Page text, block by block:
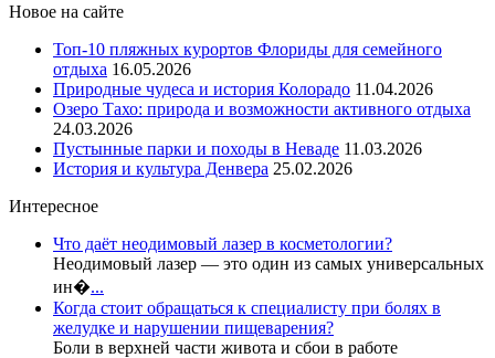
Новое на сайте
Топ-10 пляжных курортов Флориды для семейного
отдыха 16.05.2026
Природные чудеса и история Колорадо 11.04.2026
Озеро Тахо: природа и возможности активного отдыха
24.03.2026
Пустынные парки и походы в Неваде 11.03.2026
История и культура Денвера 25.02.2026
Интересное
Что даёт неодимовый лазер в косметологии?
Неодимовый лазер — это один из самых универсальных
ин�...
Когда стоит обращаться к специалисту при болях в
желудке и нарушении пищеварения?
Боли в верхней части живота и сбои в работе